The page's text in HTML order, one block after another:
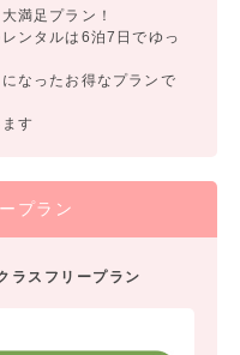
満足プラン！
ンタルは6泊7日でゆっ
なったお得なプランで
す
プラン
ラスフリープラン